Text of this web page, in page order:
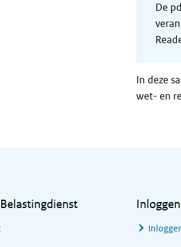
De
In deze
wet- en
Inloggen